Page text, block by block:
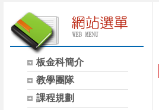
板金科簡介
教學團隊
課程規劃